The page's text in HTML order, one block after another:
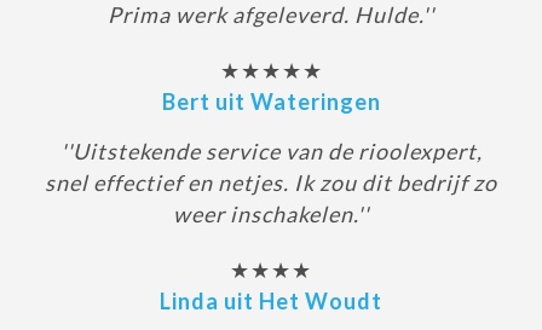
Prima werk afgeleverd. Hulde.''
★★★★★
Bert uit Wateringen
''Uitstekende service van de rioolexpert,
snel effectief en netjes. Ik zou dit bedrijf zo
weer inschakelen.''
★★★★
Linda uit Het Woudt